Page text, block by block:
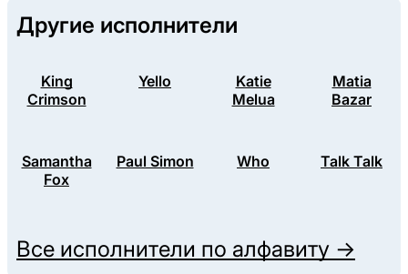
Другие исполнители
King
Crimson
Yello
Katie
Melua
Matia
Bazar
Samantha
Fox
Paul Simon Who Talk Talk
Все исполнители по алфавиту →